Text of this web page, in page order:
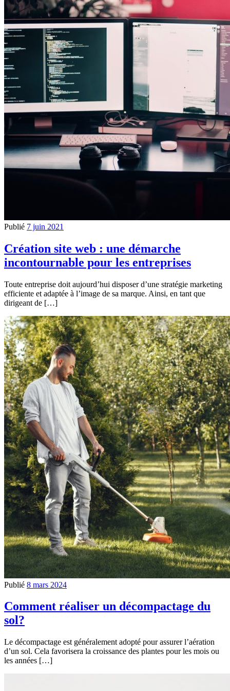
Publié 7 juin 2021
Création site web : une démarche
incontournable pour les entreprises
Toute entreprise doit aujourd’hui disposer d’une stratégie marketing
efficiente et adaptée à l’image de sa marque. Ainsi, en tant que
dirigeant de […]
Publié 8 mars 2024
Comment réaliser un décompactage du
sol?
Le décompactage est généralement adopté pour assurer l’aération
d’un sol. Cela favorisera la croissance des plantes pour les mois ou
les années […]